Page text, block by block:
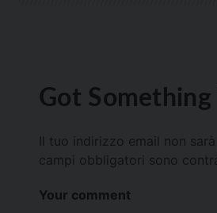
Got Something
Il tuo indirizzo email non
campi obbligatori sono
Your comment